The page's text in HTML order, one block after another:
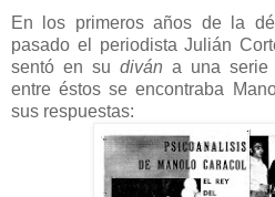
En los primeros años de la
pasado el periodista Julián
sentó en su diván a una serie
entre éstos se encontraba
sus respuestas: